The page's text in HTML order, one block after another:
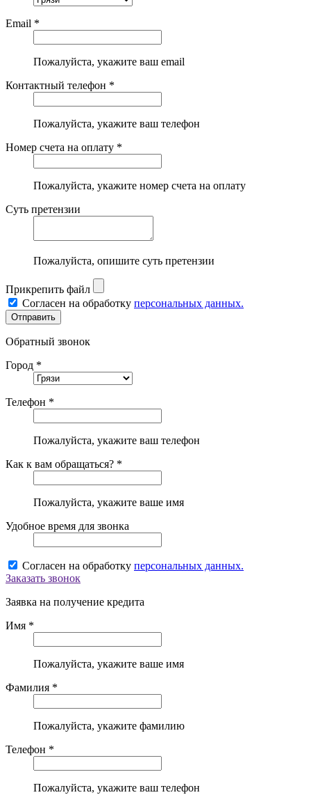
Email *
Пожалуйста, укажите ваш email
Контактный телефон *
Пожалуйста, укажите ваш телефон
Номер счета на оплату *
Пожалуйста, укажите номер счета на оплату
Суть претензии
Пожалуйста, опишите суть претензии
Прикрепить файл
Согласен на обработку персональных данных.
Обратный звонок
Город *
Телефон *
Пожалуйста, укажите ваш телефон
Как к вам обращаться? *
Пожалуйста, укажите ваше имя
Удобное время для звонка
Согласен на обработку персональных данных.
Заказать звонок
Заявка на получение кредита
Имя *
Пожалуйста, укажите ваше имя
Фамилия *
Пожалуйста, укажите фамилию
Телефон *
Пожалуйста, укажите ваш телефон